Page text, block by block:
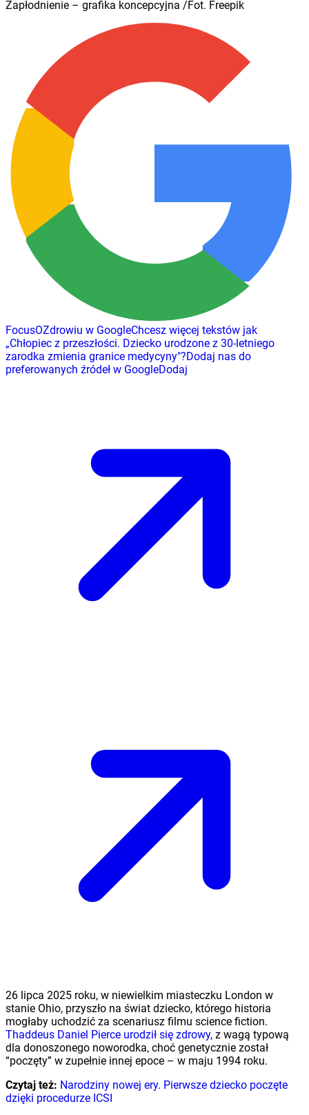
Zapłodnienie – grafika koncepcyjna /Fot. Freepik
FocusOZdrowiu w GoogleChcesz więcej tekstów jak
„Chłopiec z przeszłości. Dziecko urodzone z 30-letniego
zarodka zmienia granice medycyny"?Dodaj nas do
preferowanych źródeł w GoogleDodaj
26 lipca 2025 roku, w niewielkim miasteczku London w
stanie Ohio, przyszło na świat dziecko, którego historia
mogłaby uchodzić za scenariusz filmu science fiction.
Thaddeus Daniel Pierce urodził się zdrowy, z wagą typową
dla donoszonego noworodka, choć genetycznie został
“poczęty” w zupełnie innej epoce – w maju 1994 roku.
Czytaj też: Narodziny nowej ery. Pierwsze dziecko poczęte
dzięki procedurze ICSI